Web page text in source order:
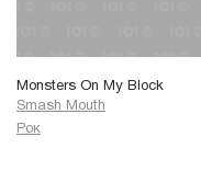
Monsters On My Block
Smash Mouth
Рок